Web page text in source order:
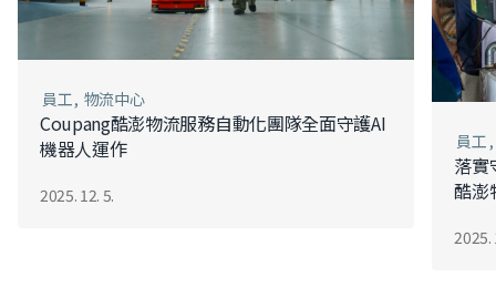
員工 物流中心
Coupang酷澎物流服務自動化團隊全面守護AI
機器人運作
2025. 12. 5.
員工
落實
酷澎
2025.